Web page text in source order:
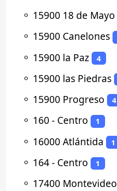
⚬ 15900 18 de Mayo
⚬ 15900 Canelones
⚬ 15900 la Paz 4
⚬ 15900 las Piedras
⚬ 15900 Progreso 4
⚬ 160 - Centro 1
⚬ 16000 Atlántida 1
⚬ 164 - Centro 1
⚬ 17400 Montevideo